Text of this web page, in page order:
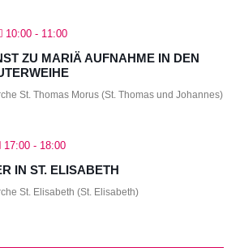
10:00 - 11:00
ZU MARIÄ AUFNAHME IN DEN
St. Thomas Morus (St. Thomas und Johannes)
17:00 - 18:00
IN ST. ELISABETH
St. Elisabeth (St. Elisabeth)